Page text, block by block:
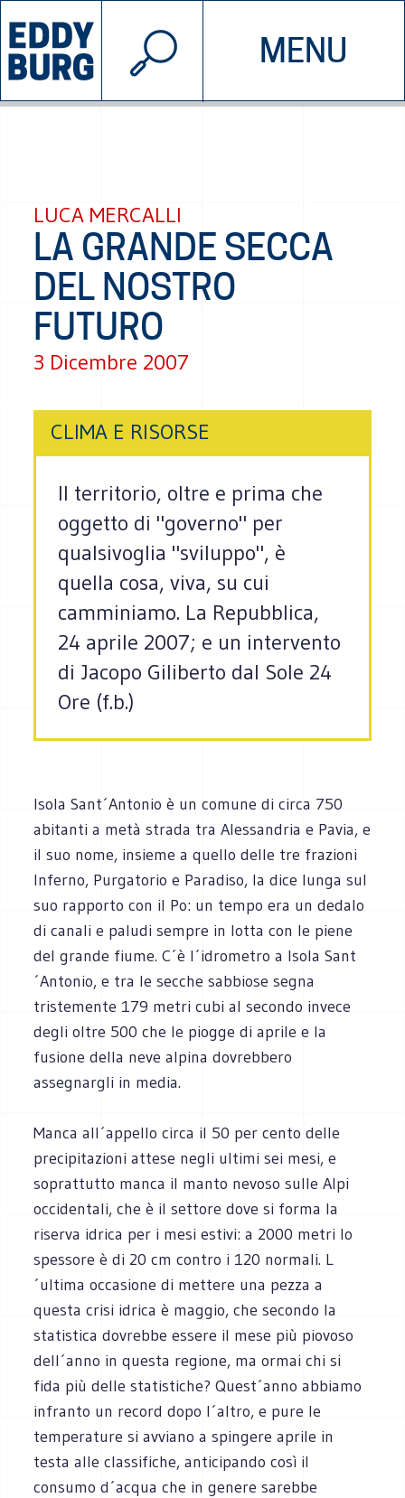
MENU
INIZIATIVE CHI SIAMO
© 2026 EDDYBURG
LUCA MERCALLI
LA GRANDE SECCA
DEL NOSTRO
FUTURO
3 Dicembre 2007
CLIMA E RISORSE
Il territorio, oltre e prima che
oggetto di "governo" per
qualsivoglia "sviluppo", è
quella cosa, viva, su cui
camminiamo. La Repubblica,
24 aprile 2007; e un intervento
di Jacopo Giliberto dal Sole 24
Ore (f.b.)
Isola Sant´Antonio è un comune di circa 750
abitanti a metà strada tra Alessandria e Pavia, e
il suo nome, insieme a quello delle tre frazioni
Inferno, Purgatorio e Paradiso, la dice lunga sul
suo rapporto con il Po: un tempo era un dedalo
di canali e paludi sempre in lotta con le piene
del grande fiume. C´è l´idrometro a Isola Sant
´Antonio, e tra le secche sabbiose segna
tristemente 179 metri cubi al secondo invece
degli oltre 500 che le piogge di aprile e la
fusione della neve alpina dovrebbero
assegnargli in media.
Manca all´appello circa il 50 per cento delle
precipitazioni attese negli ultimi sei mesi, e
soprattutto manca il manto nevoso sulle Alpi
occidentali, che è il settore dove si forma la
riserva idrica per i mesi estivi: a 2000 metri lo
spessore è di 20 cm contro i 120 normali. L
´ultima occasione di mettere una pezza a
questa crisi idrica è maggio, che secondo la
statistica dovrebbe essere il mese più piovoso
dell´anno in questa regione, ma ormai chi si
fida più delle statistiche? Quest´anno abbiamo
infranto un record dopo l´altro, e pure le
temperature si avviano a spingere aprile in
testa alle classifiche, anticipando così il
consumo d´acqua che in genere sarebbe